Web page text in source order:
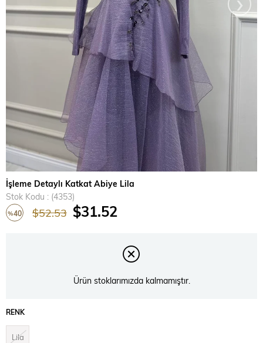
İşleme Detaylı Katkat Abiye Lila
Stok Kodu
(4353)
%40 $52.53 $31.52
Ürün stoklarımızda kalmamıştır.
RENK
Lila